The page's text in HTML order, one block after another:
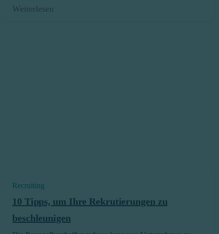
Weiterlesen
Recruiting
10 Tipps, um Ihre Rekrutierungen zu
beschleunigen